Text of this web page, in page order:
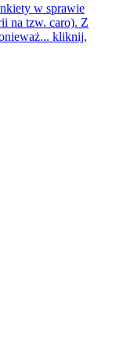
w sprawie
na tzw. caro). Z
kliknij,